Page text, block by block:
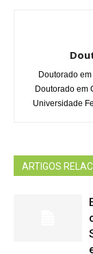
Doutorado
Doutorado em
Universidade
ARTIGOS